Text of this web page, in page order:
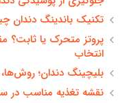
تکنیک باندینگ دندان
پروتز متحرک یا ثابت؟
انتخاب
بلیچینگ دندان؛
نقشه تغذیه مناسب در